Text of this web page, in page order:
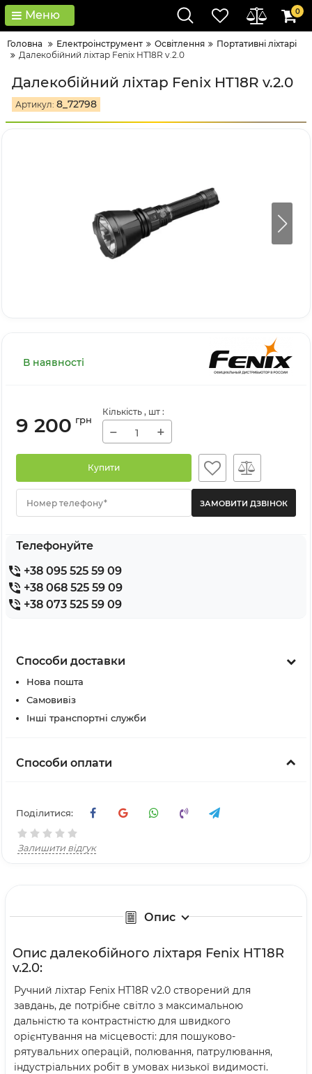
Меню 0
Головна Електроінструмент Освітлення
Портативні ліхтарі
Далекобійний ліхтар Fenix HT18R v.2.0
Далекобійний ліхтар Fenix HT18R v.2.0
Артикул: 8_72798
В наявності
9 200 грн
Кількість , шт :
− +
Купити
Номер телефону*
Телефонуйте
+38 095 525 59 09
+38 068 525 59 09
+38 073 525 59 09
Способи доставки
Нова пошта
Самовивіз
Інші транспортні служби
Способи оплати
Поділитися:
Залишити відгук
Опис
Опис далекобійного ліхтаря Fenix HT18R
v.2.0:
Ручний ліхтар Fenix HT18R v2.0 створений для
завдань, де потрібне світло з максимальною
дальністю та контрастністю для швидкого
орієнтування на місцевості: для пошуково-
рятувальних операцій, полювання, патрулювання,
індустріальних робіт в умовах низької видимості.